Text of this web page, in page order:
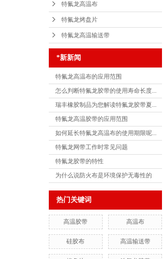
特氟龙高温布
特氟龙烤盘片
特氟龙高温输送带
*新新闻
特氟龙高温布的应用范围
怎么判断特氟龙胶带的使用寿命长度...
瑞丰橡胶制品为您解读特氟龙胶带夏...
特氟龙高温胶带的应用范围
如何延长特氟龙高温布的使用期限呢...
特氟龙网带工作时常见问题
特氟龙胶带的特性
为什么说防火布是环境保护无毒性的
热门关键词
高温胶带 高温布
硅胶布 高温输送带